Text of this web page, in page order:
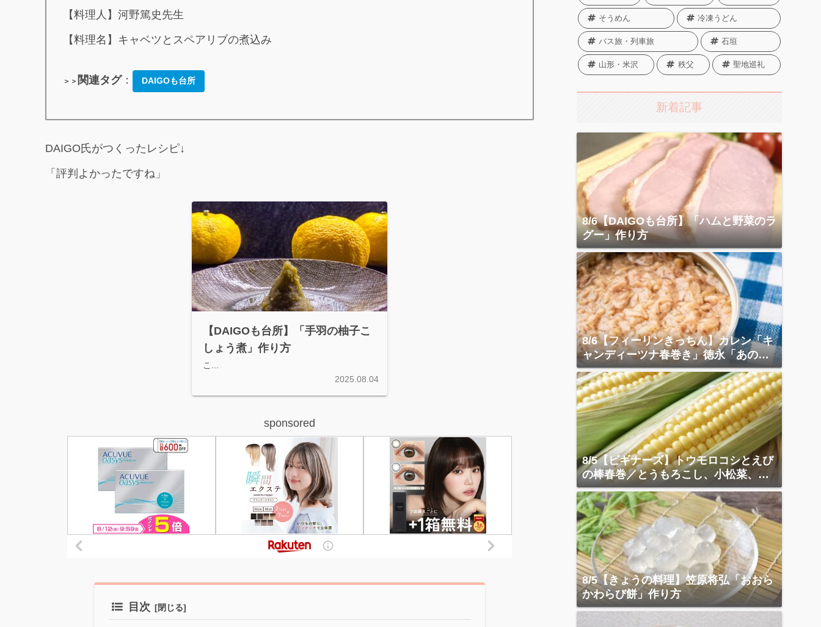
【料理人】河野篤史先生
【料理名】キャベツとスペアリブの煮込み
＞＞ 関連タグ： DAIGOも台所
DAIGO氏がつくったレシピ↓
「評判よかったですね」
【DAIGOも台所】「手羽の柚子こ
しょう煮」作り方
こ...
2025.08.04
sponsored
目次
そうめん 冷凍うどん
バス旅・列車旅 石垣
山形・米沢 秩父 聖地巡礼
新着記事
8/6【DAIGOも台所】「ハムと野菜のラ
グー」作り方
8/6【フィーリンきっちん】カレン「キ
ャンディーツナ春巻き」徳永「あの店
の天津飯」
8/5【ビギナーズ】トウモロコシとえび
の棒春巻／とうもろこし、小松菜、ベ
ーコン炒め
8/5【きょうの料理】笠原将弘「おおら
かわらび餅」作り方